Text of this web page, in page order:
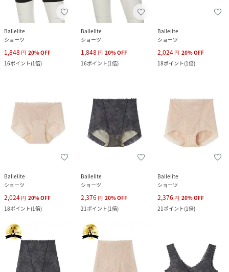
Ballelite
ショーツ
1,848 円 20%OFF
16ポイント(1倍)
Ballelite
ショーツ
1,848 円 20%OFF
16ポイント(1倍)
Ballelite
ショーツ
2,024 円 20%OFF
18ポイント(1倍)
Ballelite
ショーツ
2,024 円 20%OFF
18ポイント(1倍)
Ballelite
ショーツ
2,376 円 20%OFF
21ポイント(1倍)
Ballelite
ショーツ
2,376 円 20%OFF
21ポイント(1倍)